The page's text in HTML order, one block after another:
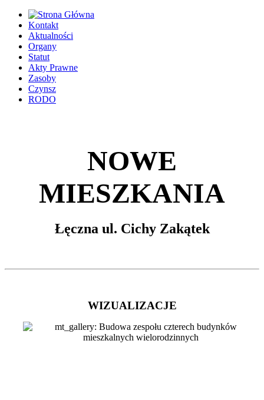
Kontakt
Aktualności
Organy
Statut
Akty Prawne
Zasoby
Czynsz
RODO
NOWE
MIESZKANIA
Łęczna ul. Cichy Zakątek
WIZUALIZACJE